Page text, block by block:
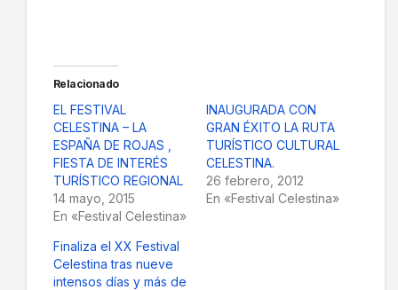
Relacionado
EL FESTIVAL
CELESTINA – LA
ESPAÑA DE ROJAS ,
FIESTA DE INTERÉS
TURÍSTICO REGIONAL
14 mayo, 2015
En «Festival Celestina»
INAUGURADA CON
GRAN ÉXITO LA RUTA
TURÍSTICO CULTURAL
CELESTINA.
26 febrero, 2012
En «Festival Celestina»
Finaliza el XX Festival
Celestina tras nueve
intensos días y más de